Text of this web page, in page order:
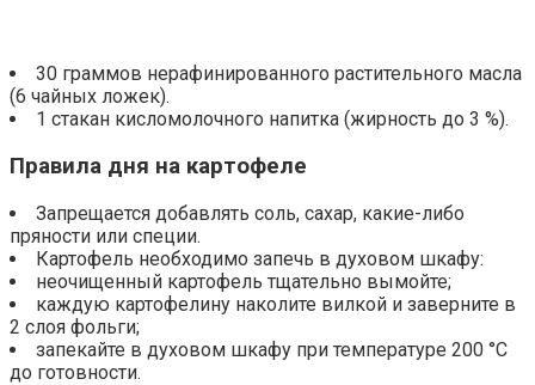
30 граммов нерафинированного растительного масла
(6 чайных ложек).
1 стакан кисломолочного напитка (жирность до 3 %).
Правила дня на картофеле
Запрещается добавлять соль, сахар, какие-либо
пряности или специи.
Картофель необходимо запечь в духовом шкафу:
неочищенный картофель тщательно вымойте;
каждую картофелину наколите вилкой и заверните в
2 слоя фольги;
запекайте в духовом шкафу при температуре 200 °С
до готовности.